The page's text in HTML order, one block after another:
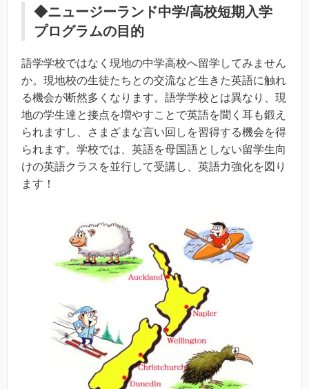
◆ニュージーランド中学/高校短期入学
プログラムの目的
語学学校ではなく現地の中学高校へ留学してみません
か。現地校の生徒たちとの交流など生きた英語に触れ
る機会が断然多くなります。語学学校とは異なり、現
地の学生達と接点を増やすことで英語を聞く耳も鍛え
られますし、さまざまな言い回しを習得する機会を得
られます。学校では、英語を母国語としない留学生向
けの英語クラスを並行して受講し、英語力強化を図り
ます！